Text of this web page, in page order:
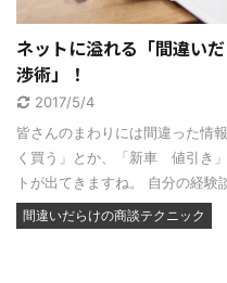
ネットに溢れる「間違い
渉術」！
2017/5/4
皆さんのまわりには間違った情
く買う」とか、「新車 値引き
トが出てきますね。 自分の経
間違いだらけの商談テクニック